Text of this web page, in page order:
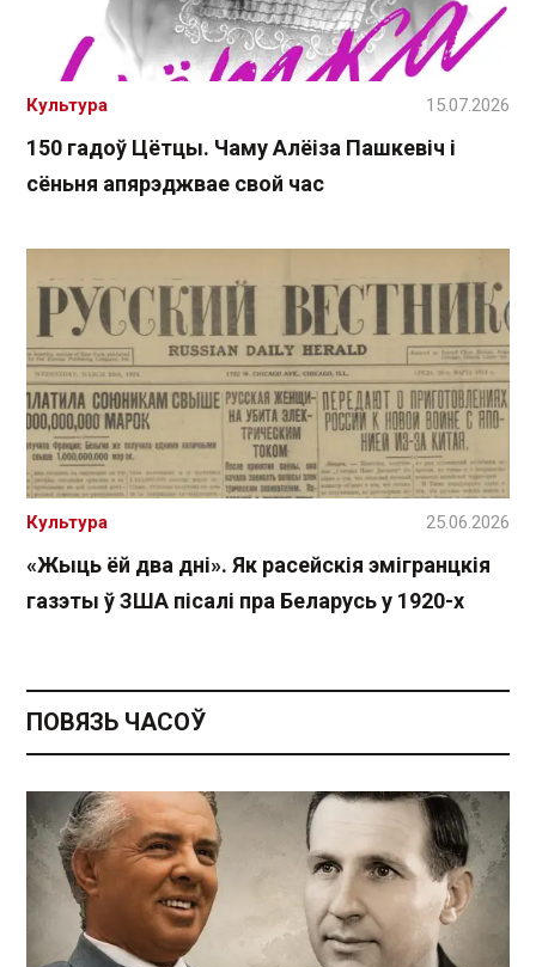
150 гадоў Цётцы. Чаму Алёіза Пашкевіч і
сёньня апярэджвае свой час
Культура 15.07.2026
«Жыць ёй два дні». Як расейскія эмігранцкія
газэты ў ЗША пісалі пра Беларусь у 1920-х
Культура 25.06.2026
ПОВЯЗЬ ЧАСОЎ